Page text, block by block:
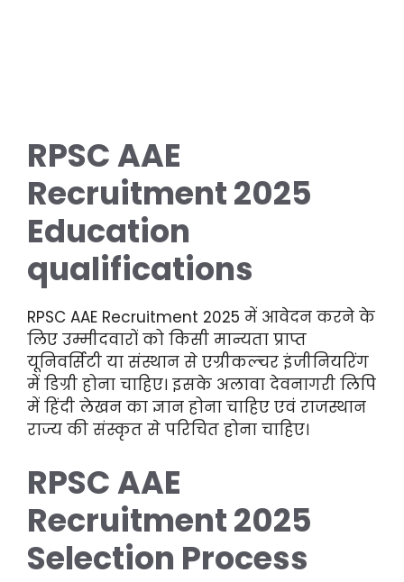
RPSC AAE
Recruitment 2025
Education
qualifications
RPSC AAE Recruitment 2025 में आवेदन करने के
लिए उम्मीदवारों को किसी मान्यता प्राप्त
यूनिवर्सिटी या संस्थान से एग्रीकल्चर इंजीनियरिंग
में डिग्री होना चाहिए। इसके अलावा देवनागरी लिपि
में हिंदी लेखन का ज्ञान होना चाहिए एवं राजस्थान
राज्य की संस्कृत से परिचित होना चाहिए।
RPSC AAE
Recruitment 2025
Selection Process